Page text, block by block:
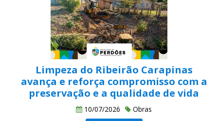
Limpeza do Ribeirão Carapinas
avança e reforça compromisso com a
preservação e a qualidade de vida
10/07/2026 Obras